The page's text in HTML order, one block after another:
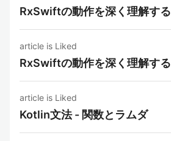
RxSwiftの動作を深く理解する
article is Liked
RxSwiftの動作を深く理解する
article is Liked
Kotlin文法 - 関数とラムダ